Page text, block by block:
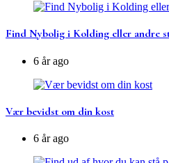
Find Nybolig i Kolding eller andre
6 år ago
Vær bevidst om din kost
6 år ago